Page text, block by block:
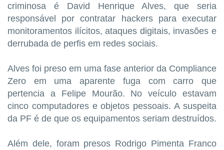
criminosa é David Henrique Alves, que seria
responsável por contratar hackers para executar
monitoramentos ilícitos, ataques digitais, invasões e
derrubada de perfis em redes sociais.
Alves foi preso em uma fase anterior da Compliance
Zero em uma aparente fuga com carro que
pertencia a Felipe Mourão. No veículo estavam
cinco computadores e objetos pessoais. A suspeita
da PF é de que os equipamentos seriam destruídos.
Além dele, foram presos Rodrigo Pimenta Franco